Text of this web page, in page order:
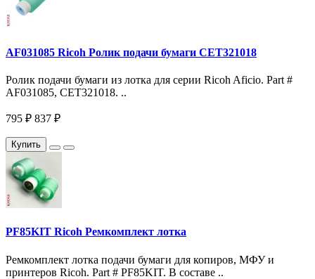
AF031085 Ricoh Ролик подачи бумаги CET321018
Ролик подачи бумаги из лотка для серии Ricoh Aficio. Part #
AF031085, CET321018. ..
795 ₽ 837 ₽
Купить
PF85KIT Ricoh Ремкомплект лотка
Ремкомплект лотка подачи бумаги для копиров, МФУ и
принтеров Ricoh. Part # PF85KIT. В составе ..